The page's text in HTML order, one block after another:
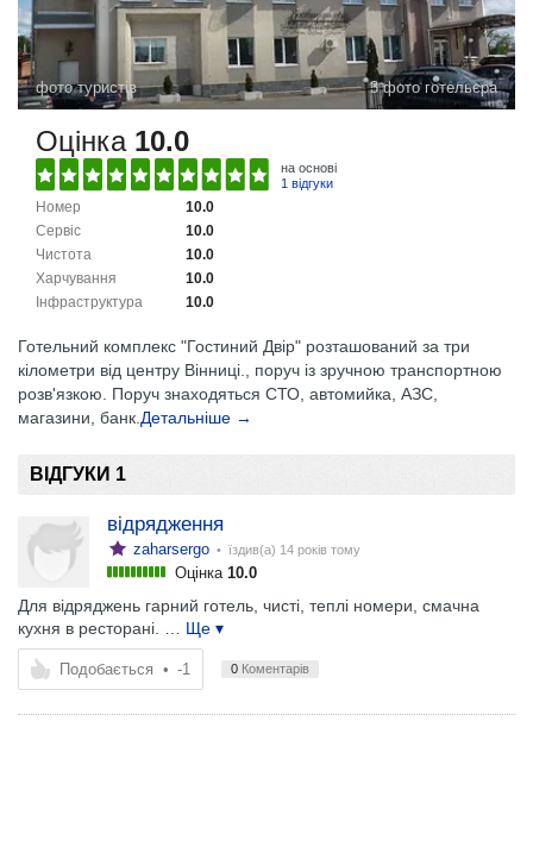
фото туристів 3 фото готельєра
Оцінка 10.0
на основі
1 відгуки
10.0
Номер
10.0
Сервіс
10.0
Чистота
10.0
Харчування
10.0
Інфраструктура
Готельний комплекс "Гостиний Двір" розташований за три
кілометри від центру Вінниці., поруч із зручною транспортною
розв'язкою. Поруч знаходяться СТО, автомийка, АЗС,
магазини, банк. Детальніше →
ВІДГУКИ 1
відрядження
zaharsergo • їздив(а) 14 років тому
Оцінка 10.0
Для відряджень гарний готель, чисті, теплі номери, смачна
кухня в ресторані.
… Ще ▾
Подобається • -1 0 Коментарів